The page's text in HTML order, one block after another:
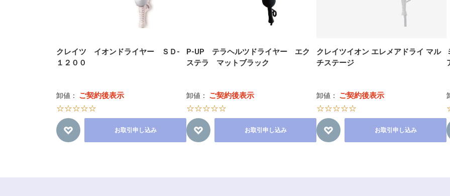
クレイツ イオンドライヤー ＳＤ-
１２００
卸値： ご契約後表示
☆☆☆☆☆
お取引申し込み
P-UP テラヘルツドライヤー エク
ステラ マットブラック
卸値： ご契約後表示
☆☆☆☆☆
お取引申し込み
クレイツイオン エレメアドライ マル
チステージ
卸値： ご契約後表示
☆☆☆☆☆
お取引申し込み